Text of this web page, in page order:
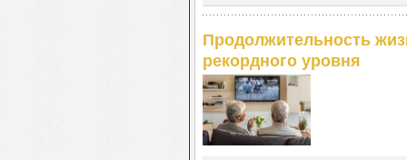
Продолжительность
рекордного уровня